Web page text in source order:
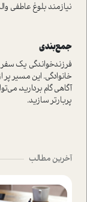
نیازمند بلوغ عاطفی
جمع‌بندی
فرزندخواندگی یک
خانوادگی. این مسیر پر
آگاهی گام بردارید،
پربارتر سازید.
آخرین مطالب